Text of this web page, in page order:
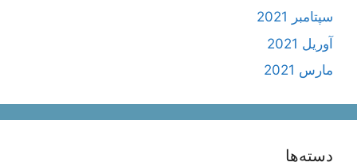
سپتامبر 2021
آوریل 2021
مارس 2021
دسته‌ها